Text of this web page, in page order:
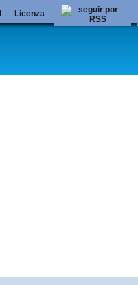
Licenza